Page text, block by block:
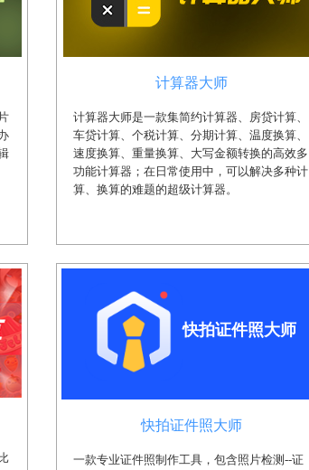
计算器大师
计算器大师是一款集简约计算器、房贷计算、
车贷计算、个税计算、分期计算、温度换算、
速度换算、重量换算、大写金额转换的高效多
功能计算器；在日常使用中，可以解决多种计
算、换算的难题的超级计算器。
快拍证件照大师
快拍证件照大师
一款专业证件照制作工具，包含照片检测--证